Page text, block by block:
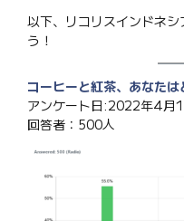
以下、リコリスインドネ
う！
コーヒーと紅茶、あなた
アンケート日:2022年4月
回答者：500人